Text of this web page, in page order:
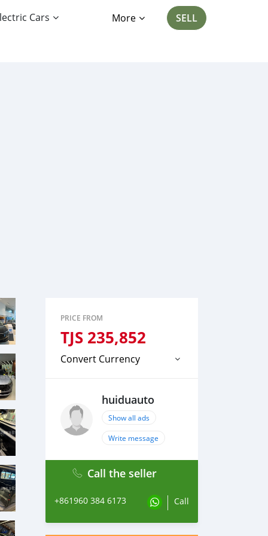
Cars More SELL
PRICE FROM
TJS 235,852
Convert Currency
huiduauto
Show all ads
Write message
Call the seller
+861960 384 6173 Call